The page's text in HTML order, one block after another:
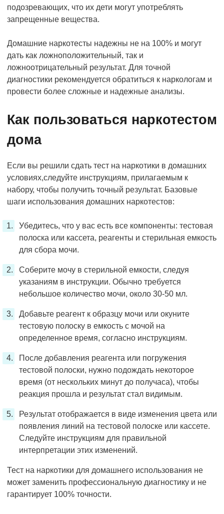
подозревающих, что их дети могут употреблять
запрещенные вещества.
Домашние наркотесты надежны не на 100% и могут
дать как ложноположительный, так и
ложноотрицательный результат. Для точной
диагностики рекомендуется обратиться к наркологам и
провести более сложные и надежные анализы.
Как пользоваться наркотестом
дома
Если вы решили сдать тест на наркотики в домашних
условиях,следуйте инструкциям, прилагаемым к
набору, чтобы получить точный результат. Базовые
шаги использования домашних наркотестов:
Убедитесь, что у вас есть все компоненты: тестовая
полоска или кассета, реагенты и стерильная емкость
для сбора мочи.
Соберите мочу в стерильной емкости, следуя
указаниям в инструкции. Обычно требуется
небольшое количество мочи, около 30-50 мл.
Добавьте реагент к образцу мочи или окуните
тестовую полоску в емкость с мочой на
определенное время, согласно инструкциям.
После добавления реагента или погружения
тестовой полоски, нужно подождать некоторое
время (от нескольких минут до получаса), чтобы
реакция прошла и результат стал видимым.
Результат отображается в виде изменения цвета или
появления линий на тестовой полоске или кассете.
Следуйте инструкциям для правильной
интерпретации этих изменений.
Тест на наркотики для домашнего использования не
может заменить профессиональную диагностику и не
гарантирует 100% точности.